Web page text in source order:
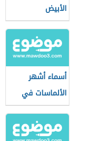
الأبيض
أسماء أشهر
الألماسات في
العالم